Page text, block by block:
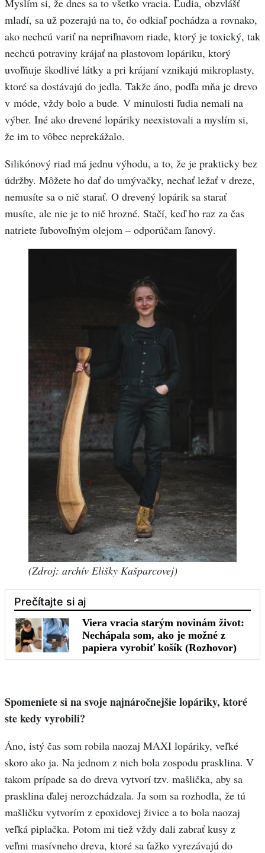
Myslím si, že dnes sa to všetko vracia. Ľudia, obzvlášť
mladí, sa už pozerajú na to, čo odkiaľ pochádza a rovnako,
ako nechcú variť na nepriľnavom riade, ktorý je toxický, tak
nechcú potraviny krájať na plastovom lopáriku, ktorý
uvoľňuje škodlivé látky a pri krájaní vznikajú mikroplasty,
ktoré sa dostávajú do jedla. Takže áno, podľa mňa je drevo
v móde, vždy bolo a bude. V minulosti ľudia nemali na
výber. Iné ako drevené lopáriky neexistovali a myslím si,
že im to vôbec neprekážalo.
Silikónový riad má jednu výhodu, a to, že je prakticky bez
údržby. Môžete ho dať do umývačky, nechať ležať v dreze,
nemusíte sa o nič starať. O drevený lopárik sa starať
musíte, ale nie je to nič hrozné. Stačí, keď ho raz za čas
natriete ľubovoľným olejom – odporúčam ľanový.
(Zdroj: archív Elišky Kašparcovej)
Spomeniete si na svoje najnáročnejšie lopáriky, ktoré
ste kedy vyrobili?
Áno, istý čas som robila naozaj MAXI lopáriky, veľké
skoro ako ja. Na jednom z nich bola zospodu prasklina. V
takom prípade sa do dreva vytvorí tzv. mašlička, aby sa
prasklina ďalej nerozchádzala. Ja som sa rozhodla, že tú
mašličku vytvorím z epoxidovej živice a to bola naozaj
veľká piplačka. Potom mi tiež vždy dali zabrať kusy z
veľmi masívneho dreva, ktoré sa ťažko vyrezávajú do